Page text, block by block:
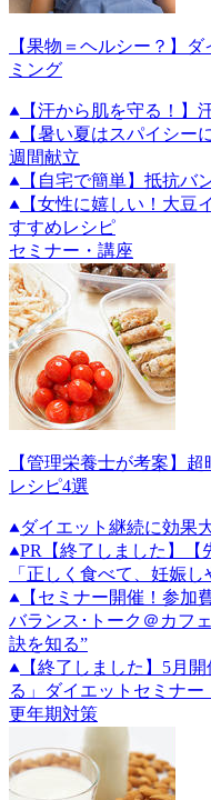
【果物＝ヘルシー？】
ミング
【汗から肌を守る！】
【暑い夏はスパイシー
週間献立
【自宅で簡単】抵抗バ
【女性に嬉しい！大豆
すすめレシピ
セミナー・講座
【管理栄養士が考案】
レシピ4選
ダイエット継続に効果
PR 【終了しました】
「正しく食べて、妊娠
【セミナー開催！参加
バランス･トーク＠カフ
訣を知る”
【終了しました】5月
る」ダイエットセミナー
更年期対策